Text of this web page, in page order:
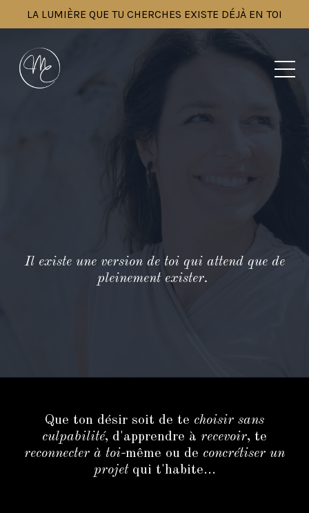
LA LUMIÈRE QUE TU CHERCHES EXISTE DÉJÀ EN TOI
Il existe une version de toi qui attend que de
pleinement exister.
Que ton désir soit de te choisir sans
culpabilité, d'apprendre à recevoir, te
reconnecter à toi-même ou de concrétiser un
projetqui t'habite...